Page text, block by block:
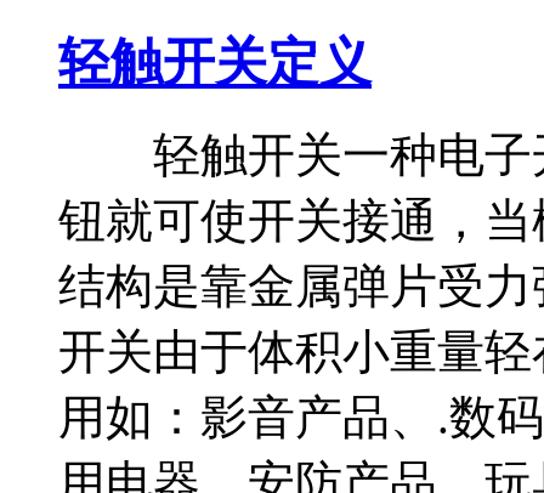
轻触开关定义
轻触开关一种电子
钮就可使开关接通，
结构是靠金属弹片受
开关由于体积小重量
用如：影音产品、.数